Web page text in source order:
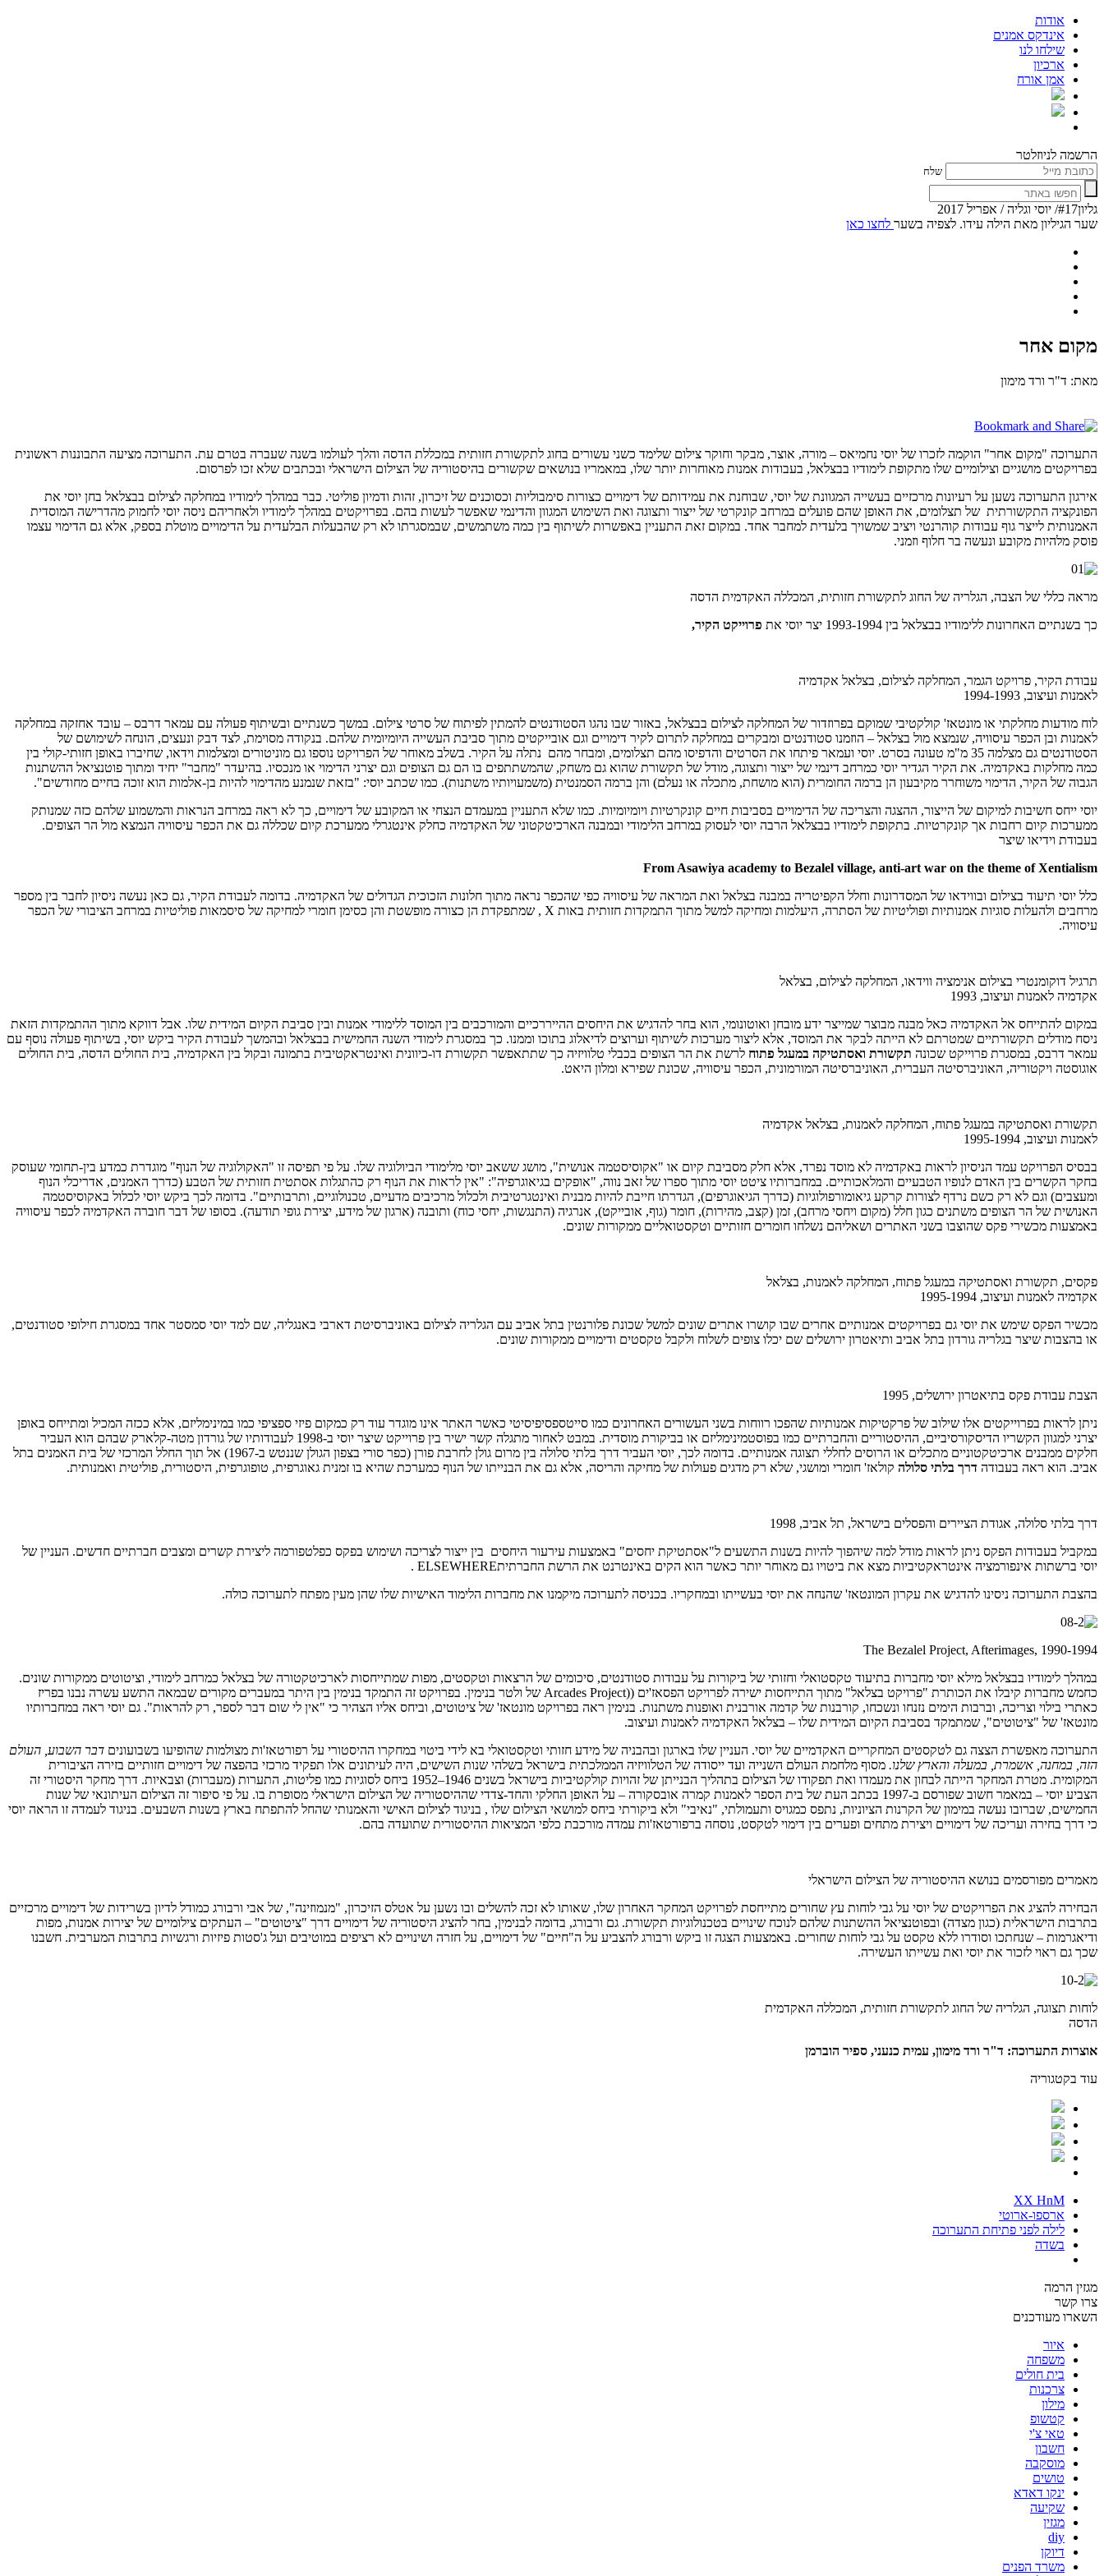
אודות
אינדקס אמנים
שילחו לנו
ארכיון
אמן אורח
הרשמה לניוזלטר
שלח
גליון#17/ יוסי וגליה / אפריל 2017
שער הגיליון מאת הילה עידו. לצפיה בשער לחצו כאן
מקום אחר
מאת: ד"ר ורד מימון
התערוכה "מקום אחר" הוקמה לזכרו של יוסי נחמיאס – מורה, אוצר, מבקר וחוקר צילום שלימד כשני עשורים בחוג לתקשורת חזותית במכללת הדסה והלך לעולמו בשנה שעברה בטרם עת. התערוכה מציעה התבוננות ראשונית
בפרויקטים מושגיים וצילומיים שלו מתקופת לימודיו בבצלאל, בעבודות אמנות מאוחרות יותר שלו, במאמריו בנושאים שקשורים בהיסטוריה של הצילום הישראלי ובכתבים שלא זכו לפרסום.
אירגון התערוכה נשען על רעיונות מרכזיים בעשייה המגוונת של יוסי, שבוחנת את עמידותם של דימויים כצורות סימבוליות וכסוכנים של זיכרון, זהות ודמיון פוליטי. כבר במהלך לימודיו במחלקה לצילום בבצלאל בחן יוסי את
הפונקציה התקשורתית של תצלומים, את האופן שהם פועלים במרחב קונקרטי של ייצור ותצוגה ואת השימוש המגוון והדינמי שאפשר לעשות בהם. בפרויקטים במהלך לימודיו ולאחריהם ניסה יוסי לחמוק מהדרישה המוסדית
האמנותית לייצר גוף עבודות קוהרנטי ויציב שמשויך בלעדית למחבר אחד. במקום זאת התעניין באפשרות לשיתוף בין כמה משתמשים, שבמסגרתו לא רק שהבעלות הבלעדית על הדימויים מוטלת בספק, אלא גם הדימוי עצמו
פוסק מלהיות מקובע ונעשה בר חלוף וזמני.
מראה כללי של הצבה, הגלריה של החוג לתקשורת חזותית, המכללה האקדמית הדסה
כך בשנתיים האחרונות ללימודיו בבצלאל בין 1993-1994 יצר יוסי את
פרוייקט הקיר,
עבודת הקיר, פרויקט הגמר, המחלקה לצילום, בצלאל אקדמיה
לאמנות ועיצוב, 1994-1993
לוח מודעות מחלקתי או מונטאז' קולקטיבי שמוקם בפרוזדור של המחלקה לצילום בבצלאל, באזור שבו נהגו הסטודנטים להמתין לפיתוח של סרטי צילום. במשך כשנתיים ובשיתוף פעולה עם עמאר דרבס – עובד אחזקה במחלקה
לאמנות ובן הכפר עיסוויה, שנמצא מול בצלאל – הוזמנו סטודנטים ומבקרים במחלקה לתרום לקיר דימויים וגם אובייקטים מתוך סביבת העשייה היומיומית שלהם. בנקודה מסוימת, לצד דבק ונעצים, הונחה לשימושם של
הסטודנטים גם מצלמה 35 מ"מ טעונה בסרט. יוסי ועמאר פיתחו את הסרטים והדפיסו מהם תצלומים, ומבחר מהם נתלה על הקיר. בשלב מאוחר של הפרויקט נוספו גם מוניטורים ומצלמות וידאו, שחיברו באופן חזותי-קולי בין
כמה מחלקות באקדמיה. את הקיר הגדיר יוסי כמרחב דינמי של ייצור ותצוגה, מודל של תקשורת שהוא גם משחק, שהמשתתפים בו הם גם הצופים וגם יצרני הדימוי או מנכסיו. בהיעדר "מחבר" יחיד ומתוך פוטנציאל ההשתנות
הגבוה של הקיר, הדימוי משוחרר מקיבעון הן ברמה החומרית (הוא מושחת, מתכלה או נעלם) והן ברמה הסמנטית (משמעויותיו משתנות). כמו שכתב יוסי: "בזאת שנמנע מהדימוי להיות בן-אלמות הוא זוכה בחיים מחודשים".
יוסי ייחס חשיבות למיקום של הייצור, ההצגה והצריכה של הדימויים בסביבות חיים קונקרטיות ויומיומיות. כמו שלא התעניין במעמדם הנצחי או המקובע של דימויים, כך לא ראה במרחב הנראות והמשמוע שלהם כזה שמנותק
ממערכות קיום רחבות אך קונקרטיות. בתקופת לימודיו בבצלאל הרבה יוסי לעסוק במרחב הלימודי ובמבנה הארכיטקטוני של האקדמיה כחלק אינטגרלי ממערכת קיום שכללה גם את הכפר עיסוויה הנמצא מול הר הצופים.
בעבודת וידיאו שיצר
From Asawiya academy to Bezalel village, anti-art war on the theme of Xentialism
כלל יוסי תיעוד בצילום ובווידאו של המסדרונות וחלל הקפיטריה במבנה בצלאל ואת המראה של עיסוויה כפי שהכפר נראה מתוך חלונות הזכוכית הגדולים של האקדמיה. בדומה לעבודת הקיר, גם כאן נעשה ניסיון לחבר בין מספר
מרחבים ולהעלות סוגיות אמנותיות ופוליטיות של הסתרה, היעלמות ומחיקה למשל מתוך התמקדות חזותית באות X , שמתפקדת הן כצורה מופשטת והן כסימן חומרי למחיקה של סיסמאות פוליטיות במרחב הציבורי של הכפר
עיסוויה.
תרגיל דוקומנטרי בצילום אנימציה ווידאו, המחלקה לצילום, בצלאל
אקדמיה לאמנות ועיצוב, 1993
במקום להתייחס אל האקדמיה כאל מבנה מבוצר שמייצר ידע מובחן ואוטונומי, הוא בחר להדגיש את היחסים ההייררכיים והמורכבים בין המוסד ללימודי אמנות ובין סביבת הקיום המידית שלו. אבל דווקא מתוך ההתמקדות הזאת
ניסח מודלים תקשורתיים שמטרתם לא הייתה לבקר את המוסד, אלא ליצור מערכות לשיתוף וערוצים לדיאלוג בתוכו וממנו. כך במסגרת לימודי השנה החמישית בבצלאל ובהמשך לעבודת הקיר ביקש יוסי, בשיתוף פעולה נוסף עם
עמאר דרבס, במסגרת פרוייקט שכונה תקשורת ואסתטיקה במעגל פתוח לרשת את הר הצופים בכבלי טלוויזיה כך שתתאפשר תקשורת דו-כיוונית ואינטראקטיבית בתמונה ובקול בין האקדמיה, בית החולים הדסה, בית החולים
אוגוסטה ויקטוריה, האוניברסיטה העברית, האוניברסיטה המורמונית, הכפר עיסוויה, שכונת שפירא ומלון היאט.
תקשורת ואסתטיקה במעגל פתוח, המחלקה לאמנות, בצלאל אקדמיה
לאמנות ועיצוב, 1995-1994
בבסיס הפרויקט עמד הניסיון לראות באקדמיה לא מוסד נפרד, אלא חלק מסביבת קיום או "אקוסיסטמה אנושית", מושג ששאב יוסי מלימודי הביולוגיה שלו. על פי תפיסה זו "האקולוגיה של הנוף" מוגדרת כמדע בין-תחומי שעוסק
בחקר הקשרים בין האדם לנופיו הטבעיים והמלאכותיים. במחברותיו ציטט יוסי מתוך ספרו של זאב נווה, "אופקים בגיאוגרפיה": "אין לראות את הנוף רק כהתגלות אסתטית חזותית של הטבע (כדרך האמנים, אדריכלי הנוף
ומעצבים) וגם לא רק כשם נרדף לצורות קרקע גיאומורפולוגיות (כדרך הגיאוגרפים), הגדרתו חייבת להיות מבנית ואינטגרטיבית ולכלול מרכיבים מדעיים, טכנולוגיים, ותרבותיים". בדומה לכך ביקש יוסי לכלול באקוסיסטמה
האנושית של הר הצופים משתנים כגון חלל (מקום ויחסי מרחב), זמן (קצב, מהירות), חומר (גוף, אובייקט), אנרגיה (התנגשות, יחסי כוח) ותובנה (ארגון של מידע, יצירת גופי תודעה). בסופו של דבר חוברה האקדמיה לכפר עיסוויה
באמצעות מכשירי פקס שהוצבו בשני האתרים ושאליהם נשלחו חומרים חזותיים וטקסטואליים ממקורות שונים.
פקסים, תקשורת ואסתטיקה במעגל פתוח, המחלקה לאמנות, בצלאל
אקדמיה לאמנות ועיצוב, 1995-1994
מכשיר הפקס שימש את יוסי גם בפרויקטים אמנותיים אחרים שבו קושרו אתרים שונים למשל שכונת פלורנטין בתל אביב עם הגלריה לצילום באוניברסיטת דארבי באנגליה, שם למד יוסי סמסטר אחד במסגרת חילופי סטודנטים,
או בהצבות שיצר בגלריה גורדון בתל אביב ותיאטרון ירושלים שם יכלו צופים לשלוח ולקבל טקסטים ודימויים ממקורות שונים.
הצבת עבודת פקס בתיאטרון ירושלים, 1995
ניתן לראות בפרוייקטים אלו שילוב של פרקטיקות אמנותיות שהפכו רווחות בשני העשורים האחרונים כמו סייטספסיפיסיטי כאשר האתר אינו מוגדר עוד רק כמקום פיזי ספציפי כמו במינימליזם, אלא ככזה המכיל ומתייחס באופן
יצרני למגוון הקשריו הדיסקורסיביים, ההיסטוריים והחברתיים כמו בפוסטמינימליזם או בביקורת מוסדית. במבט לאחור מתגלה קשר ישיר בין פרוייקט שיצר יוסי ב-1998 לעבודותיו של גורדון מטה-קלארק שבהם הוא העביר
חלקים ממבנים ארכיטקטוניים מתכלים או הרוסים לחללי תצוגה אמנותיים. בדומה לכך, יוסי העביר דרך בלתי סלולה בין מרום גולן לחרבת פורן (כפר סורי בצפון הגולן שננטש ב-1967) אל תוך החלל המרכזי של בית האמנים בתל
אביב. הוא ראה בעבודה דרך בלתי סלולה קולאז' חומרי ומושגי, שלא רק מדגים פעולות של מחיקה והריסה, אלא גם את הבנייתו של הנוף כמערכת שהיא בו זמנית גאוגרפית, טופוגרפית, היסטורית, פוליטית ואמנותית.
דרך בלתי סלולה, אגודת הציירים והפסלים בישראל, תל אביב, 1998
במקביל בעבודות הפקס ניתן לראות מודל למה שיהפוך להיות בשנות התשעים ל"אסתטיקת יחסים" באמצעות עירעור היחסים בין ייצור לצריכה ושימוש בפקס כפלטפורמה ליצירת קשרים ומצבים חברתיים חדשים. העניין של
יוסי ברשתות אינפורמציה אינטראקטיביות מצא את ביטויו גם מאוחר יותר כאשר הוא הקים באינטרנט את הרשת החברתיתELSEWHERE .
בהצבת התערוכה ניסינו להדגיש את עקרון המונטאז' שהנחה את יוסי בעשייתו ובמחקריו. בכניסה לתערוכה מיקמנו את מחברות הלימוד האישיות שלו שהן מעין מפתח לתערוכה כולה.
The Bezalel Project, Afterimages, 1990-1994
במהלך לימודיו בבצלאל מילא יוסי מחברות בתיעוד טקסטואלי וחזותי של ביקורות על עבודות סטודנטים, סיכומים של הרצאות וטקסטים, מפות שמתייחסות לארכיטקטורה של בצלאל כמרחב לימודי, וציטוטים ממקורות שונים.
כחמש מחברות קיבלו את הכותרת "פרויקט בצלאל" מתוך התייחסות ישירה לפרויקט הפסאז'ים ((Arcades Project של ולטר בנימין. בפרויקט זה התמקד בנימין בין היתר במעברים מקורים שבמאה התשע עשרה נבנו בפריז
כאתרי בילוי וצריכה, וברבות הימים נזנחו ונשכחו, קורבנות של קדמה אורבנית ואופנות משתנות. בנימין ראה בפרויקט מונטאז' של ציטוטים, וביחס אליו הצהיר כי "אין לי שום דבר לספר, רק להראות". גם יוסי ראה במחברותיו
מונטאז' של "ציטוטים", שמתמקד בסביבת הקיום המידית שלו – בצלאל האקדמיה לאמנות ועיצוב.
התערוכה מאפשרת הצצה גם לטקסטים המחקריים האקדמיים של יוסי. העניין שלו בארגון ובהבניה של מידע חזותי וטקסטואלי בא לידי ביטוי במחקרו ההיסטורי על רפורטאז'ות מצולמות שהופיעו בשבועונים דבר השבוע, העולם
הזה, במחנה, אשמרת, במעלה והארץ שלנו. מסוף מלחמת העולם השנייה ועד ייסודה של הטלוויזיה הממלכתית בישראל בשלהי שנות השישים, היה לעיתונים אלו תפקיד מרכזי בהפצה של דימויים חזותיים בזירה הציבורית
המקומית. מטרת המחקר הייתה לבחון את מעמדו ואת תפקודו של הצילום בתהליך הבנייתן של זהויות קולקטיביות בישראל בשנים 1946–1952 ביחס לסוגיות כמו פליטות, התערות (מעברות) וצבאיות. דרך מחקר היסטורי זה
הצביע יוסי – במאמר חשוב שפורסם ב-1997 בכתב העת של בית הספר לאמנות קמרה אובסקורה – על האופן החלקי והחד-צדדי שההיסטוריה של הצילום הישראלי מסופרת בו. על פי סיפור זה הצילום העיתונאי של שנות
החמישים, שברובו נעשה במימון של הקרנות הציוניות, נתפס כמגויס ותעמולתי, "נאיבי" ולא ביקורתי ביחס למושאי הצילום שלו , בניגוד לצילום האישי והאמנותי שהחל להתפתח בארץ בשנות השבעים. בניגוד לעמדה זו הראה יוסי
כי דרך בחירה ועריכה של דימויים ויצירת מתחים ופערים בין דימוי לטקסט, נוסחה ברפורטאז'ות עמדה מורכבת כלפי המציאות ההיסטורית שתועדה בהם.
מאמרים מפורסמים בנושא ההיסטוריה של הצילום הישראלי
הבחירה להציג את הפרויקטים של יוסי על גבי לוחות עץ שחורים מתייחסת לפרויקט המחקר האחרון שלו, שאותו לא זכה להשלים ובו נשען על אטלס הזיכרון, "מנמוזינה", של אבי ורבורג כמודל לדיון בשרידות של דימויים מרכזיים
בתרבות הישראלית (כגון מצדה) ובפוטנציאל ההשתנות שלהם לנוכח שינויים בטכנולוגיות תקשורת. גם ורבורג, בדומה לבנימין, בחר להציג היסטוריה של דימויים דרך "ציטוטים" – העתקים צילומיים של יצירות אמנות, מפות
ודיאגרמות – שנחתכו וסודרו ללא טקסט על גבי לוחות שחורים. באמצעות הצגה זו ביקש ורבורג להצביע על ה"חיים" של דימויים, על חזרה ושינויים לא רציפים במוטיבים ועל ג'סטות פיזיות ורגשיות בתרבות המערבית. חשבנו
שכך גם ראוי לזכור את יוסי ואת עשייתו העשירה.
לוחות תצוגה, הגלריה של החוג לתקשורת חזותית, המכללה האקדמית
הדסה
אוצרות התערוכה: ד"ר ורד מימון, עמית כנעני, ספיר הוברמן
עוד בקטגוריה
XX HnM
ארספו-ארוטי
לילה לפני פתיחת התערוכה
בשדה
מגזין הרמה
צרו קשר
השארו מעודכנים
איור
משפחה
בית חולים
צרכנות
מילון
קטשופ
טאי צ'י
חשבון
מוסקבה
טושים
ינקו דאדא
שקיעה
מגזין
diy
דיוקן
משרד הפנים